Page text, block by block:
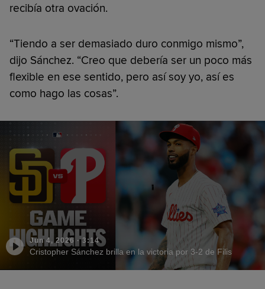
recibía otra ovación.
“Tiendo a ser demasiado duro conmigo mismo”,
dijo Sánchez. “Creo que debería ser un poco más
flexible en ese sentido, pero así soy yo, así es
como hago las cosas”.
Jun 4, 2026 ·3:14
Cristopher Sánchez brilla en la victoria por 3-2 de Filis